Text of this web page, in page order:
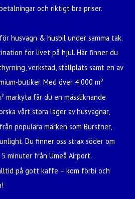
och riktigt bra priser.
husvagn & husbil under samma tak.
för livet på hjul. Här finner du
verkstad, ställplats samt en av
butiker. Med över 4 000 m²
markyta får du en mässliknande
vårt stora lager av husvagnar,
populära märken som Bürstner,
Du finner oss strax söder om
5 minuter från Umeå Airport.
på gott kaffe – kom förbi och